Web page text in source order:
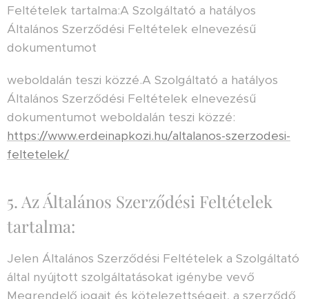
Feltételek tartalma:A Szolgáltató a hatályos
Általános Szerződési Feltételek elnevezésű
dokumentumot
weboldalán teszi közzé.A Szolgáltató a hatályos
Általános Szerződési Feltételek elnevezésű
dokumentumot weboldalán teszi közzé:
https://www.erdeinapkozi.hu/altalanos-szerzodesi-
feltetelek/
5. Az Általános Szerződési Feltételek
tartalma:
Jelen Általános Szerződési Feltételek a Szolgáltató
által nyújtott szolgáltatásokat igénybe vevő
Megrendelő jogait és kötelezettségeit, a szerződő